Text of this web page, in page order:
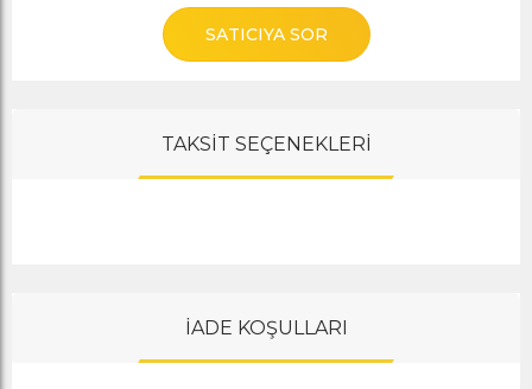
SATICIYA SOR
TAKSİT SEÇENEKLERİ
İADE KOŞULLARI